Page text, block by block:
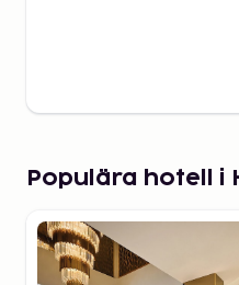
Populära hotell i